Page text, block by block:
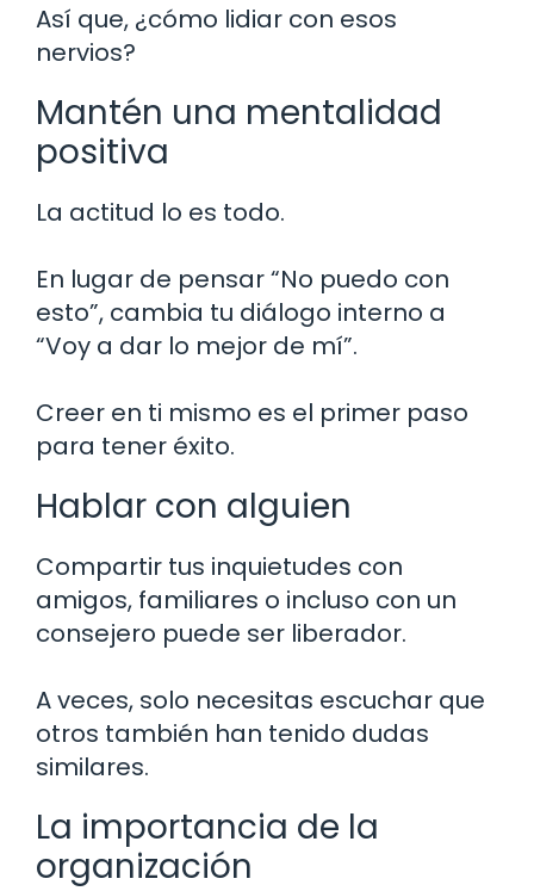
Así que, ¿cómo lidiar con esos
nervios?
Mantén una mentalidad
positiva
La actitud lo es todo.
En lugar de pensar “No puedo con
esto”, cambia tu diálogo interno a
“Voy a dar lo mejor de mí”.
Creer en ti mismo es el primer paso
para tener éxito.
Hablar con alguien
Compartir tus inquietudes con
amigos, familiares o incluso con un
consejero puede ser liberador.
A veces, solo necesitas escuchar que
otros también han tenido dudas
similares.
La importancia de la
organización